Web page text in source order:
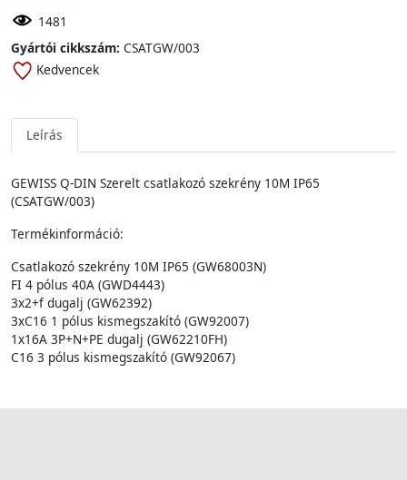
1481
Gyártói cikkszám: CSATGW/003
Kedvencek
Leírás
GEWISS Q-DIN Szerelt csatlakozó szekrény 10M IP65
(CSATGW/003)
Termékinformáció:
Csatlakozó szekrény 10M IP65 (GW68003N)
FI 4 pólus 40A (GWD4443)
3x2+f dugalj (GW62392)
3xC16 1 pólus kismegszakító (GW92007)
1x16A 3P+N+PE dugalj (GW62210FH)
C16 3 pólus kismegszakító (GW92067)